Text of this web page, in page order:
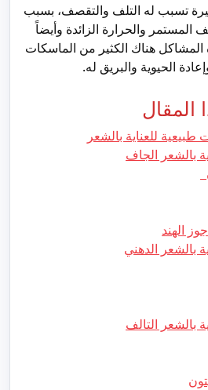
تسبب له التلف والتقصف، بسبب
المستمر والحرارة الزائدة وأيضاً
المشاكل هناك الكثير من الماسكات
الحيوية والبريق له.
للعناية بالشعر
بالشعر الجاف
الهند
بالشعر الدهني
بالشعر التالف